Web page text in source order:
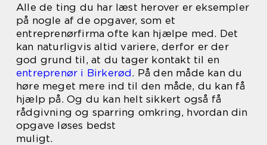
Alle de ting du har læst herover er eksempler
på nogle af de opgaver, som et
entreprenørfirma ofte kan hjælpe med. Det
kan naturligvis altid variere, derfor er der
god grund til, at du tager kontakt til en
entreprenør i Birkerød. På den måde kan du
høre meget mere ind til den måde, du kan få
hjælp på. Og du kan helt sikkert også få
rådgivning og sparring omkring, hvordan din
opgave løses bedst
muligt.